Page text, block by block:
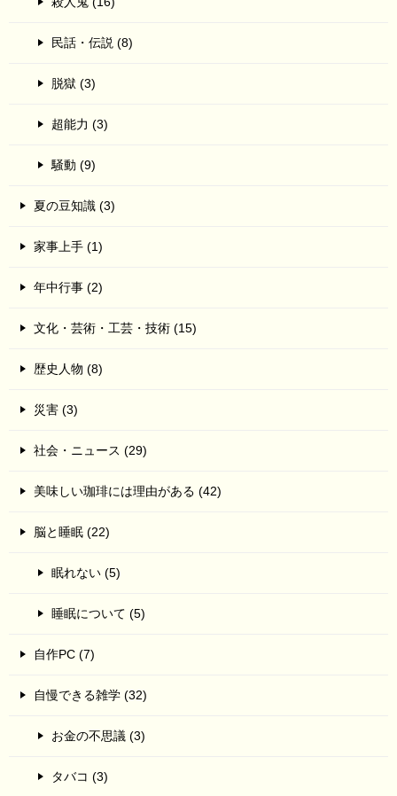
民話・伝説 (8)
脱獄 (3)
超能力 (3)
騒動 (9)
夏の豆知識 (3)
家事上手 (1)
年中行事 (2)
文化・芸術・工芸・技術 (15)
歴史人物 (8)
災害 (3)
社会・ニュース (29)
美味しい珈琲には理由がある (42)
脳と睡眠 (22)
眠れない (5)
睡眠について (5)
自作PC (7)
自慢できる雑学 (32)
お金の不思議 (3)
タバコ (3)